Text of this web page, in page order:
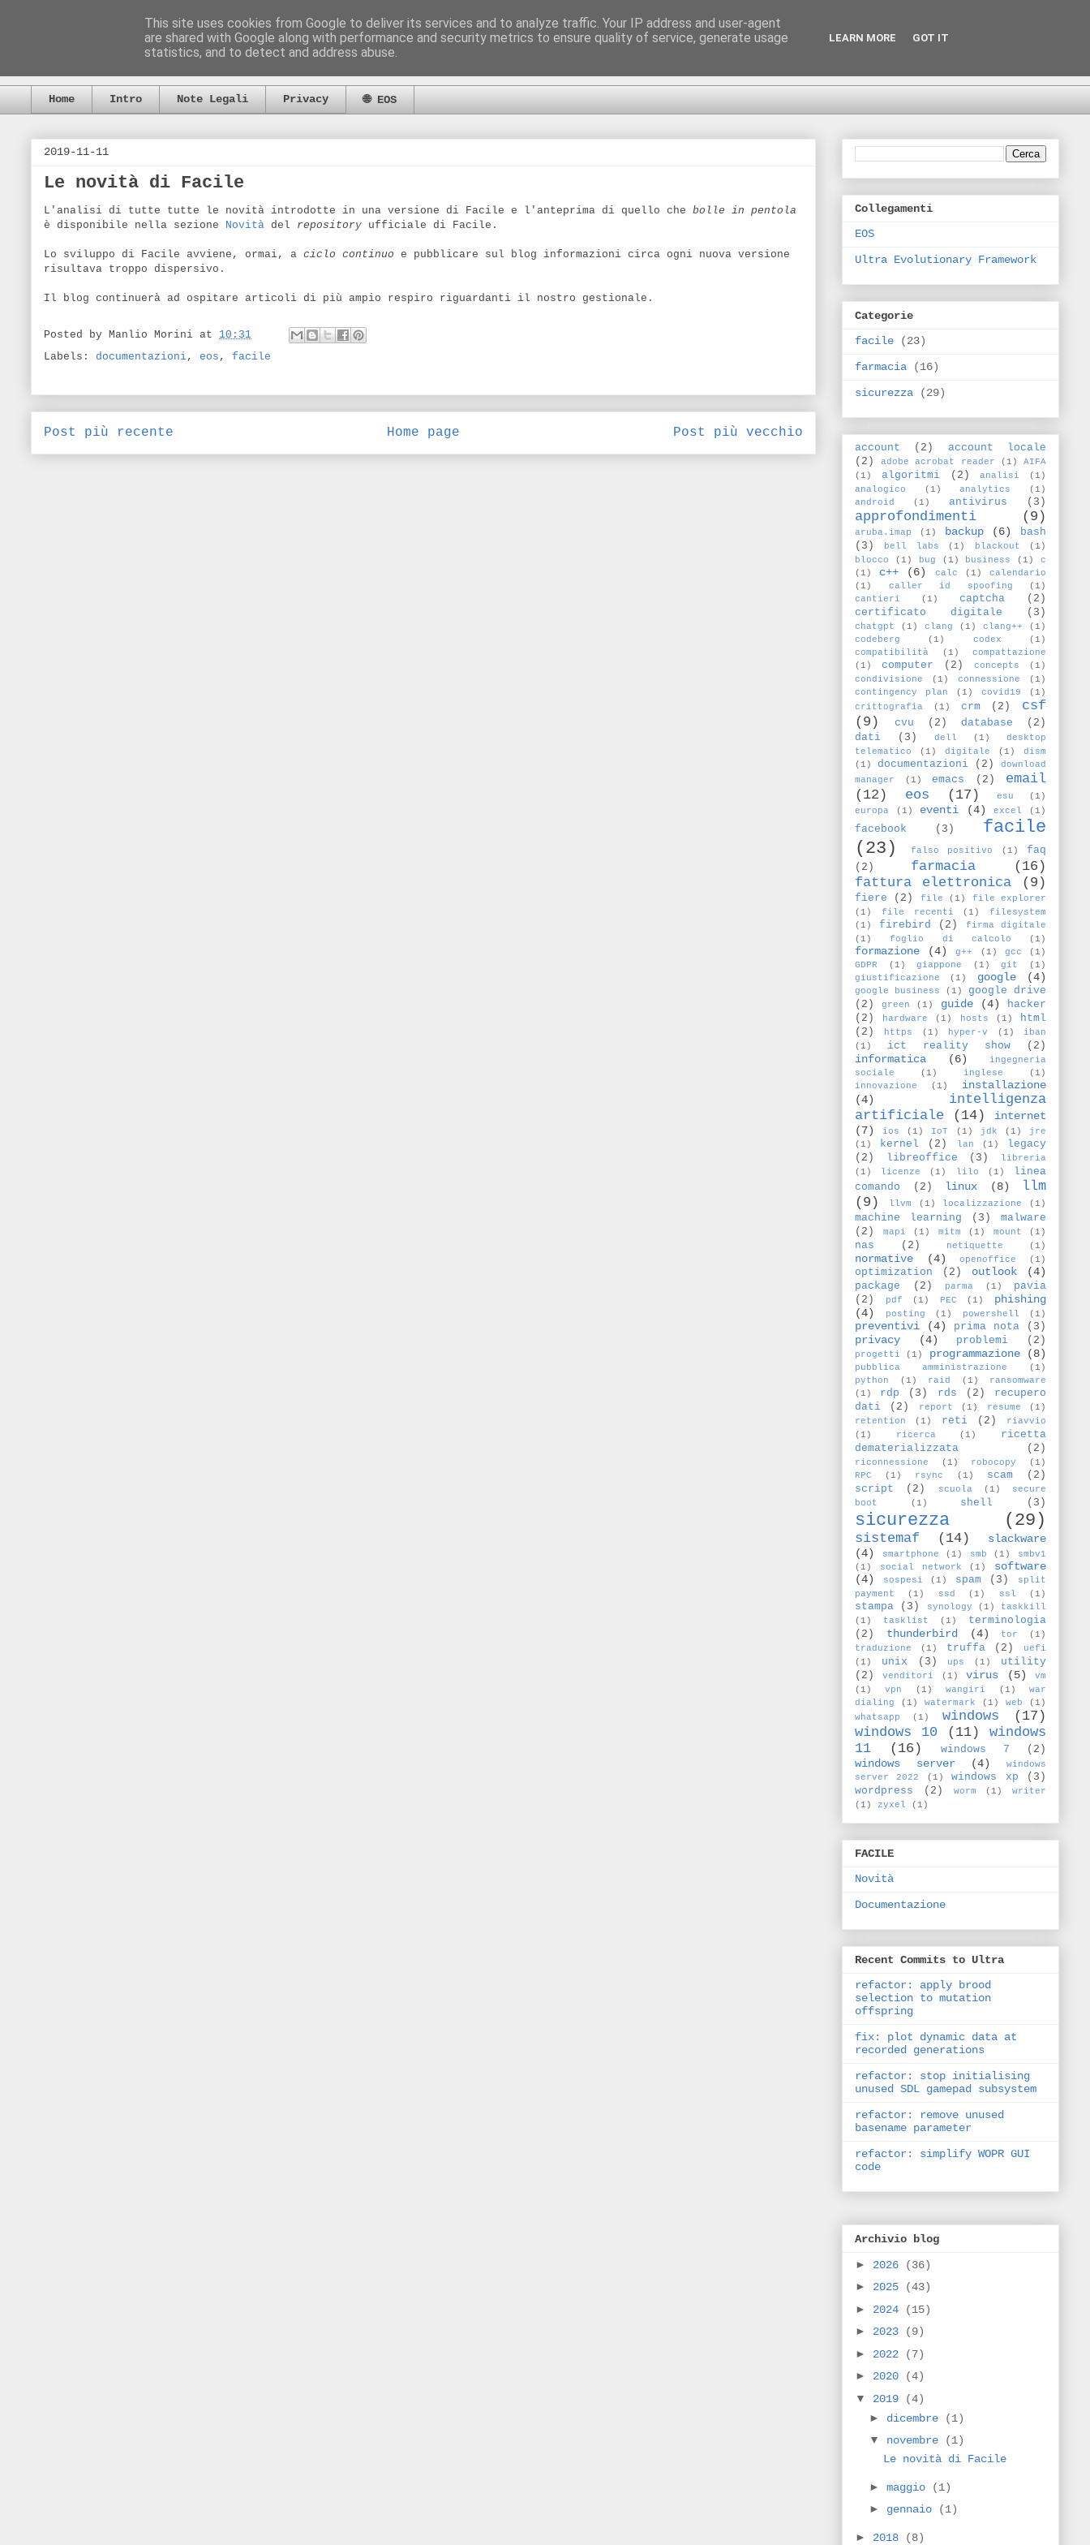
Home Intro Note Legali Privacy 🌐 EOS
2019-11-11
Le novità di Facile
L'analisi di tutte tutte le novità introdotte in una versione di Facile e l'anteprima di quello che bolle in pentola
è disponibile nella sezione
Novità del repository ufficiale di Facile.
Lo sviluppo di Facile avviene, ormai, a ciclo continuo e pubblicare sul blog informazioni circa ogni nuova versione
risultava troppo dispersivo.
Il blog continuerà ad ospitare articoli di più ampio respiro riguardanti il nostro gestionale.
Posted by Manlio Morini at 10:31
Labels: documentazioni, eos , facile
Post più recente Post più vecchio
Home page
Collegamenti
EOS
Ultra Evolutionary Framework
Categorie
facile
(23)
farmacia
(16)
sicurezza
(29)
account (2)
account locale
(2)
adobe acrobat reader (1)
AIFA
(1)
algoritmi (2) analisi
(1)
analogico
(1) analytics
(1)
android
(1) antivirus (3)
approfondimenti (9)
aruba.imap (1) backup (6)
bash
(3)
bell labs (1) blackout
(1)
blocco
(1) bug (1) business (1)
c
(1)
c++ (6) calc (1)
calendario
(1)
caller id spoofing
(1)
cantieri
(1) captcha
(2)
certificato digitale
(3)
chatgpt (1) clang (1) clang++
(1)
codeberg
(1) codex
(1)
compatibilità
(1)
compattazione
(1)
computer (2) concepts
(1)
condivisione
(1) connessione
(1)
contingency plan
(1) covid19
(1)
crittografia
(1) crm (2)
csf
(9)
cvu (2) database
(2)
dati
(3) dell (1)
desktop
telematico
(1) digitale (1)
dism
(1)
documentazioni (2)
download
manager
(1) emacs (2)
email
(12)
eos (17) esu
(1)
europa
(1) eventi (4) excel (1)
facebook (3)
facile
(23)
falso positivo (1)
faq
(2)
farmacia
(16)
fattura elettronica
(9)
fiere (2) file (1)
file explorer
(1)
file recenti (1)
filesystem
(1)
firebird (2)
firma digitale
(1)
foglio di calcolo (1)
formazione (4) g++ (1) gcc
(1)
GDPR
(1) giappone (1) git
(1)
giustificazione
(1) google (4)
google business (1)
google drive
(2)
green (1) guide (4)
hacker
(2)
hardware (1) hosts (1)
html
(2)
https (1) hyper-v (1)
iban
(1)
ict reality show (2)
informatica (6)
ingegneria
sociale
(1) inglese
(1)
innovazione
(1)
installazione
(4)
intelligenza
artificiale
(14)
internet
(7)
ios (1) IoT (1) jdk (1)
jre
(1)
kernel (2) lan (1)
legacy
(2)
libreoffice (3)
libreria
(1)
licenze (1) lilo (1)
linea
comando
(2) linux (8)
llm
(9)
llvm (1) localizzazione (1)
machine learning (3)
malware
(2)
mapi (1) mitm (1) mount (1)
nas (2) netiquette (1)
normative (4) openoffice (1)
optimization (2) outlook (4)
package (2) parma (1)
pavia
(2)
pdf (1) PEC (1)
phishing
(4)
posting (1) powershell (1)
preventivi (4) prima nota (3)
privacy (4) problemi (2)
progetti (1) programmazione (8)
pubblica amministrazione
(1)
python
(1) raid (1)
ransomware
(1)
rdp (3) rds (2)
recupero
dati
(2) report (1) resume
(1)
retention
(1) reti (2)
riavvio
(1)
ricerca (1)
ricetta
dematerializzata
(2)
riconnessione (1) robocopy
(1)
RPC
(1) rsync (1) scam
(2)
script
(2) scuola (1)
secure
boot
(1) shell (3)
sicurezza (29)
sistemaf (14)
slackware
(4)
smartphone (1) smb (1)
smbv1
(1)
social network (1)
software
(4)
sospesi (1) spam (3)
split
payment
(1) ssd (1) ssl (1)
stampa (3) synology (1)
taskkill
(1)
tasklist (1)
terminologia
(2)
thunderbird (4) tor
(1)
traduzione
(1) truffa (2)
uefi
(1)
unix (3) ups (1)
utility
(2)
venditori (1) virus (5)
vm
(1)
vpn (1) wangiri (1)
war
dialing
(1) watermark (1) web
(1)
whatsapp
(1) windows
(17)
windows 10
(11)
windows
11
(16) windows 7 (2)
windows server (4)
windows
server 2022
(1) windows xp
(3)
wordpress
(2) worm (1)
writer
(1)
zyxel (1)
FACILE
Novità
Documentazione
Recent Commits to Ultra
refactor: apply brood
selection to mutation
offspring
fix: plot dynamic data at
recorded generations
refactor: stop initialising
unused SDL gamepad subsystem
refactor: remove unused
basename parameter
refactor: simplify WOPR GUI
code
Archivio blog
► 2026
(36)
► 2025
(43)
► 2024
(15)
► 2023
(9)
► 2022
(7)
► 2020
(4)
▼ 2019
(4)
► dicembre
(1)
▼ novembre
(1)
Le novità di Facile
► maggio
(1)
► gennaio (1)
► 2018 (8)
This site uses cookies from Google to deliver its services and to analyze traffic. Your IP address and user-agent
are shared with Google along with performance and security metrics to ensure quality of service, generate usage
statistics, and to detect and address abuse.
LEARN MORE GOT IT